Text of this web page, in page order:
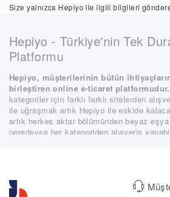
Size yalnızca Hepiyo ile ilgili bilgileri
Hepiyo - Türkiye'nin Tek
Platformu
Hepiyo, müşterilerinin bütün
birleştiren online e-ticaret platformudur.
kategoriler için farklı farklı sitelerden
ile uğraşmak artık Hepiyo ile eskide
artık herkes aktar bölümünden beyaz
neredeyse her kategoriden alışveriş
karşılamaktır. Bilindiği üzere online
müşterinin ilk öncelikleri fiyat ve